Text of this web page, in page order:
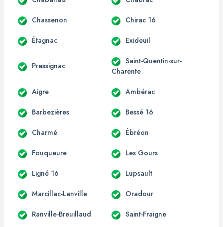
Chassenon Chirac 16
Étagnac Exideuil
Pressignac
Saint-Quentin-sur-
Charente
Aigre Ambérac
Barbezières Bessé 16
Charmé Ébréon
Fouqueure Les Gours
Ligné 16 Lupsault
Marcillac-Lanville Oradour
Ranville-Breuillaud Saint-Fraigne